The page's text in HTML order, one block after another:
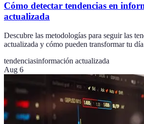
Cómo detectar tendencias en
actualizada
Descubre las metodologías para seguir las
actualizada y cómo pueden transformar tu
tendenciasinformación actualizada
Aug 6